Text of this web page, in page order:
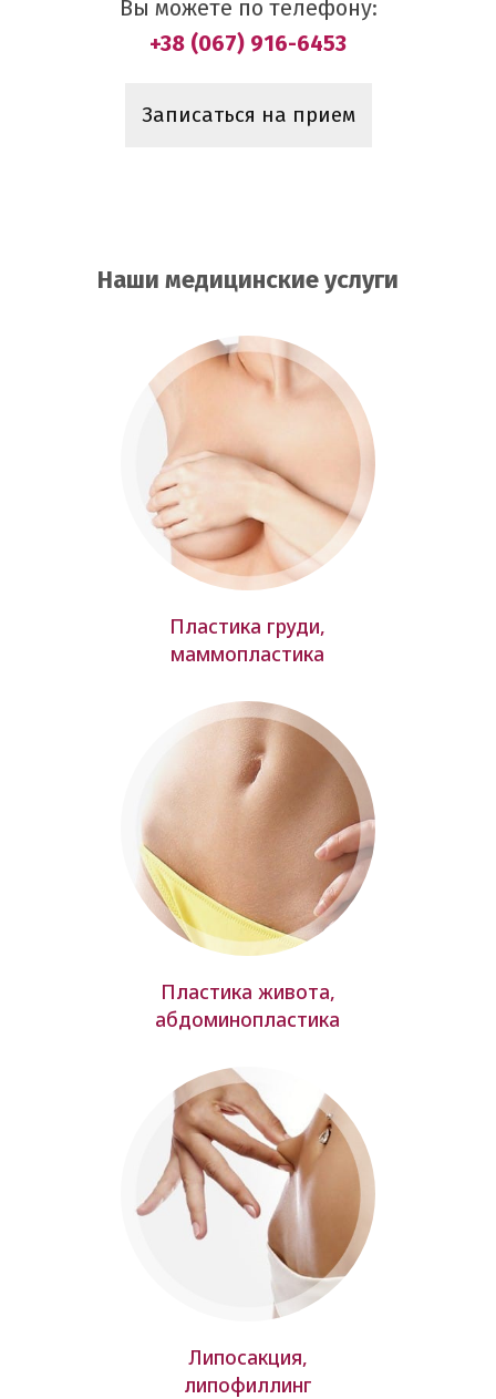
Вы можете по телефону:
+38 (067) 916-6453
Записаться на прием
Наши медицинские услуги
Пластика груди,
маммопластика
Пластика живота,
абдоминопластика
Липосакция,
липофиллинг